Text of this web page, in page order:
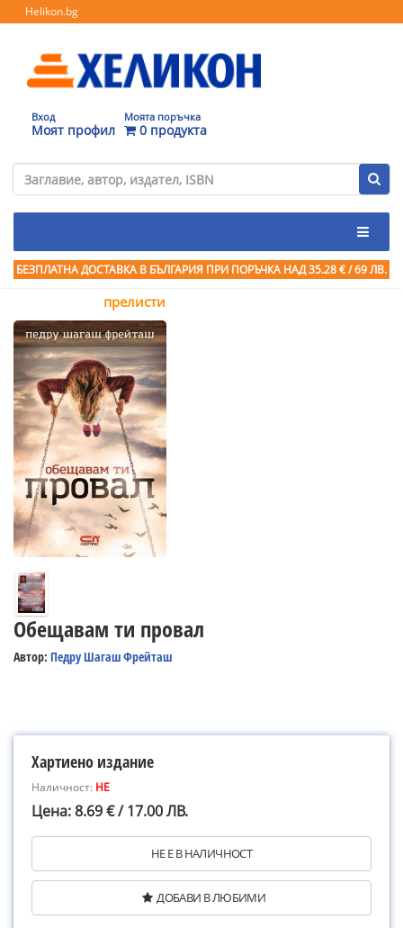
Helikon.bg
Вход
Моят профил
Моята поръчка
0 продукта
БЕЗПЛАТНА ДОСТАВКА В БЪЛГАРИЯ ПРИ ПОРЪЧКА НАД 35.28 € / 69 ЛВ.
прелисти
Обещавам ти провал
Автор: Педру Шагаш Фрейташ
Хартиено издание
Наличност: НЕ
Цена: 8.69 € / 17.00 ЛВ.
НЕ Е В НАЛИЧНОСТ
ДОБАВИ В ЛЮБИМИ